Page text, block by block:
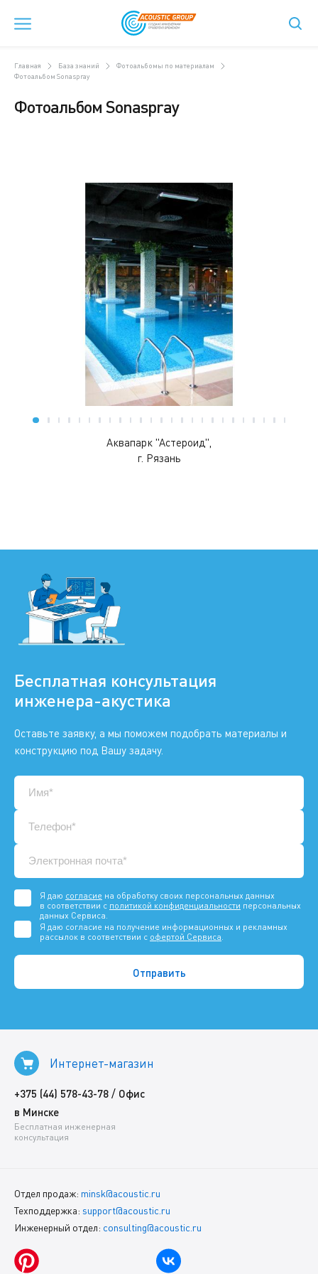
Главная База знаний
Фотоальбомы по материалам
Фотоальбом Sonaspray
Фотоальбом Sonaspray
Аквапарк "Астероид",
г. Рязань
Бесплатная консультация
инженера-акустика
Оставьте заявку, а мы поможем подобрать материалы и
конструкцию под Вашу задачу.
Я даю согласие на обработку своих персональных данных
в соответствии с политикой конфиденциальности персональных
данных Сервиса.
Я даю согласие на получение информационных и рекламных
рассылок в соответствии с офертой Сервиса
Интернет-магазин
+375 (44) 578-43-78 / Офис
в Минске
Бесплатная инженерная
консультация
Отдел продаж: minsk@acoustic.ru
Техподдержка: support@acoustic.ru
Инженерный отдел: consulting@acoustic.ru